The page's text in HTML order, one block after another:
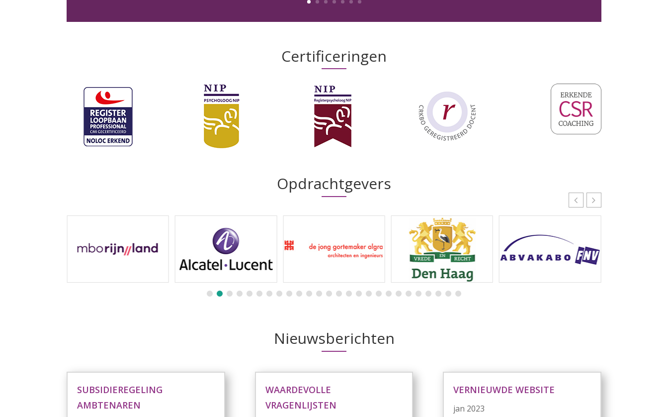
Certificeringen
Opdrachtgevers
Nieuwsberichten
SUBSIDIEREGELING
AMBTENAREN
WAARDEVOLLE
VRAGENLIJSTEN
VERNIEUWDE WEBSITE
jan 2023